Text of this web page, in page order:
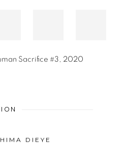
Sacrifice #3 2020
DIEYE